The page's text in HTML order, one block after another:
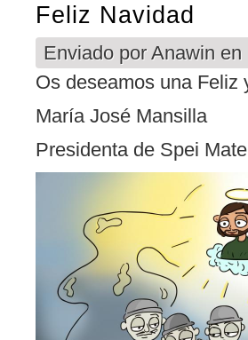
Feliz Navidad
Enviado porAnawin en
Os deseamos una Feliz
María José Mansilla
Presidenta de Spei